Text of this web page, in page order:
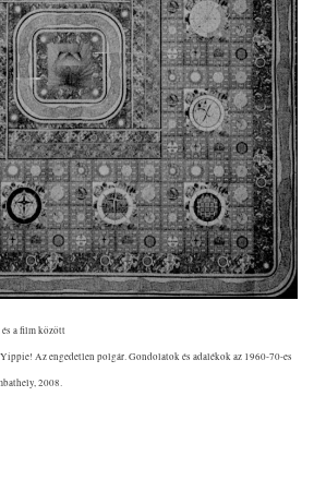
és a film között
Az engedetlen polgár. Gondolatok és adalékok az 1960-70-es
2008.